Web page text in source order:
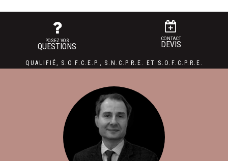
POSEZ VOS
QUESTIONS
CONTACT
DEVIS
QUALIFIÉ, S.O.F.C.E.P., S.N.C.P.R.E. ET S.O.F.C.P.R.E.